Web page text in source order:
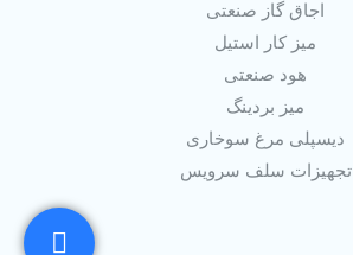
اجاق گاز صنعتی
میز کار استیل
هود صنعتی
میز بردینگ
دیسپلی مرغ سوخاری
تجهیزات سلف سرویس